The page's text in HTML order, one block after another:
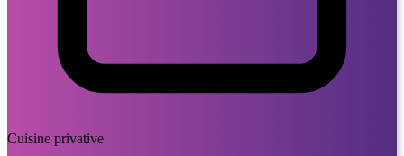
Cuisine privative